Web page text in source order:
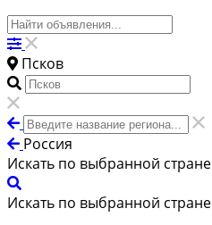
Псков
Россия
Искать по выбранной стране
Искать по выбранной стране